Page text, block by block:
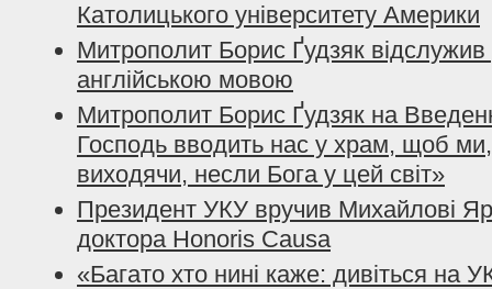
Католицького університету Америки
Митрополит Борис Ґудзяк відслужив
англійською мовою
Митрополит Борис Ґудзяк на
Господь вводить нас у храм, щоб
виходячи, несли Бога у цей світ»
Президент УКУ вручив Михайлові
доктора Honoris Causa
«Багато хто нині каже: дивіться на